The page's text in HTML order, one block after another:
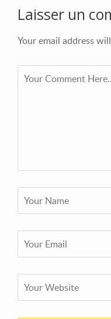
Laisser un
Your email address